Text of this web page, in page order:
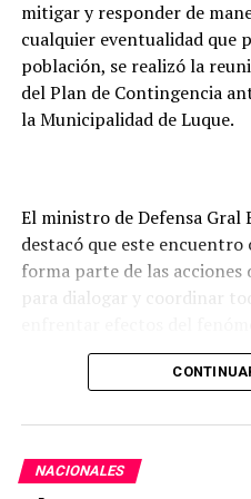
Alimentación Escolar
las inversiones de los
municipales en esta materia.
En tanto que los pagos
buscan mejorar la calidad y
eléctrico en todo el
mitigar y responder de
cualquier eventualidad que
población, se realizó la
del Plan de Contingencia
la Municipalidad de Luque.
El ministro de Defensa Gral
destacó que este encuentro
forma parte de las acciones
para dialogar y coordinar
Remarcó que informaron a
las Fuerzas Armadas de la
ayudar para que la
fenómeno climático tan
NACIONALES